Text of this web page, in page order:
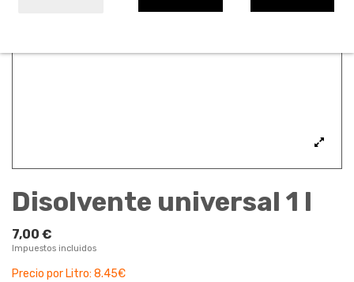
Disolvente universal 1 l
7,00 €
Impuestos incluidos
Precio por Litro: 8.45€